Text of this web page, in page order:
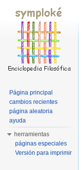
Página principal
cambios recientes
página aleatoria
ayuda
herramientas
páginas especiales
Versión para imprimir